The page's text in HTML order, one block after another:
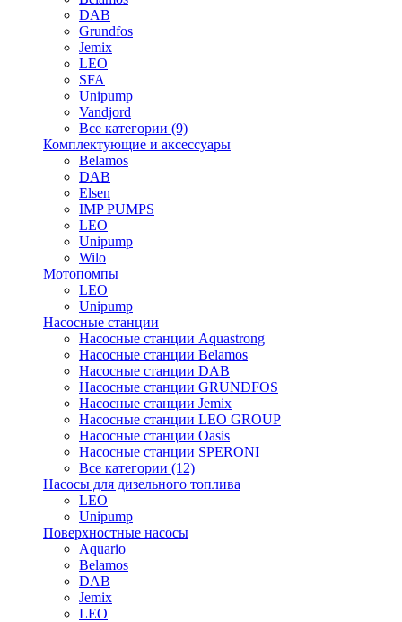
DAB
Grundfos
Jemix
LEO
SFA
Unipump
Vandjord
Все категории (9)
Комплектующие и аксессуары
Belamos
DAB
Elsen
IMP PUMPS
LEO
Unipump
Wilo
Мотопомпы
LEO
Unipump
Насосные станции
Насосные станции Aquastrong
Насосные станции Belamos
Насосные станции DAB
Насосные станции GRUNDFOS
Насосные станции Jemix
Насосные станции LEO GROUP
Насосные станции Oasis
Насосные станции SPERONI
Все категории (12)
Насосы для дизельного топлива
LEO
Unipump
Поверхностные насосы
Aquario
Belamos
DAB
Jemix
LEO